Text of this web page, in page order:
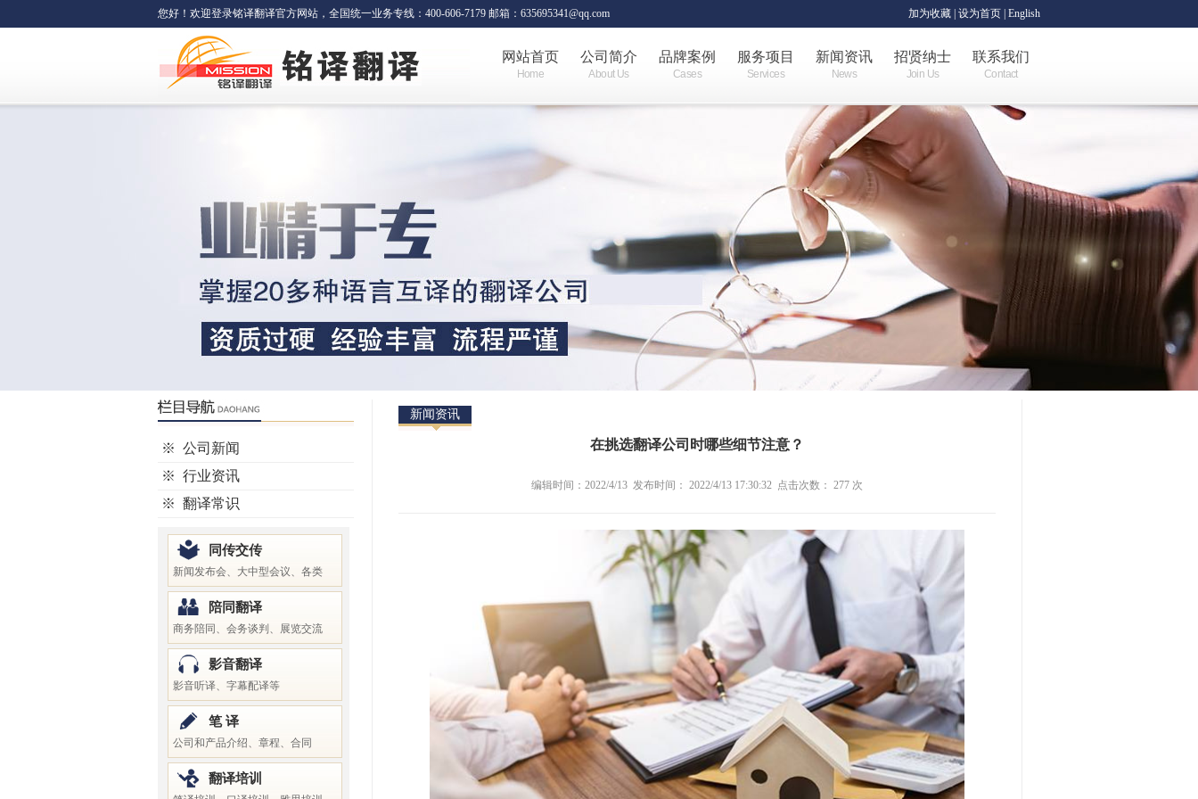
加为收藏 设为首页 | English
您好！欢迎登录铭译翻译官方网站，全国统一业务专线：400-606-7179 邮箱：635695341@qq.com
联系我们
Contact
招贤纳士
Join Us
新闻资讯
News
服务项目
Services
品牌案例
Cases
公司简介
About Us
网站首页
Home
※ 公司新闻
※ 行业资讯
※ 翻译常识
同传交传
新闻发布会、大中型会议、各类
陪同翻译
商务陪同、会务谈判、展览交流
影音翻译
影音听译、字幕配译等
笔 译
公司和产品介绍、章程、合同
翻译培训
新闻资讯
在挑选翻译公司时哪些细节注意？
编辑时间：2022/4/13 发布时间： 2022/4/13 17:30:32 点击次数： 277 次